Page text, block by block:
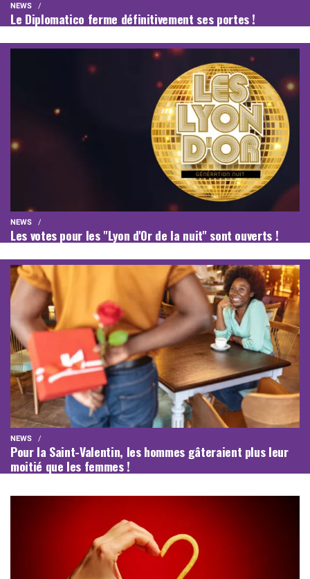
NEWS
Le Diplomatico ferme définitivement ses portes !
NEWS
Les votes pour les "Lyon d'Or de la nuit" sont ouverts !
NEWS
Pour la Saint-Valentin, les hommes gâteraient plus leur
moitié que les femmes !